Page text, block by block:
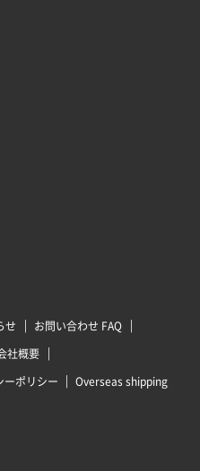
せ
お問い合わせ FAQ
社概要
ーポリシー Overseas shipping